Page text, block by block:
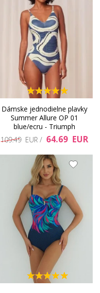
Dámske jednodielne plavky
Summer Allure OP 01
blue/ecru - Triumph
109.49 EUR / 64.69 EUR